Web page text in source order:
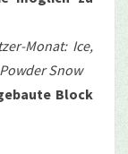
Monat: Ice,
Snow
Block